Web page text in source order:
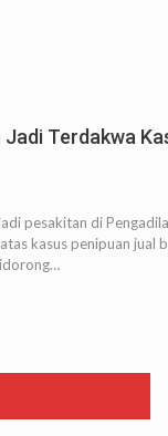
Terdakwa
pesakitan di
kasus penipuan jual